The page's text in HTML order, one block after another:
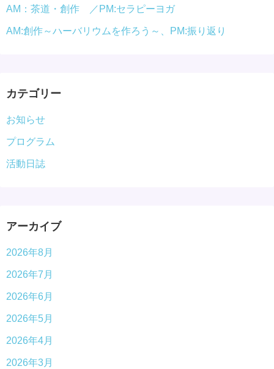
AM：茶道・創作 ／PM:セラピーヨガ
AM:創作～ハーバリウムを作ろう～、PM:振り返り
カテゴリー
お知らせ
プログラム
活動日誌
アーカイブ
2026年8月
2026年7月
2026年6月
2026年5月
2026年4月
2026年3月